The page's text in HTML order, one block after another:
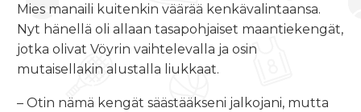
Mies manaili kuitenkin väärää kenkävalintaansa.
Nyt hänellä oli allaan tasapohjaiset maantiekengät,
jotka olivat Vöyrin vaihtelevalla ja osin
mutaisellakin alustalla liukkaat.
– Otin nämä kengät säästääkseni jalkojani, mutta